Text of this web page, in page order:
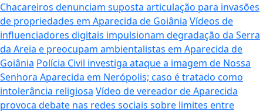
Chacareiros denunciam suposta articulação para invasões
de propriedades em Aparecida de Goiânia Vídeos de
influenciadores digitais impulsionam degradação da Serra
da Areia e preocupam ambientalistas em Aparecida de
Goiânia Polícia Civil investiga ataque a imagem de Nossa
Senhora Aparecida em Nerópolis; caso é tratado como
intolerância religiosa Vídeo de vereador de Aparecida
provoca debate nas redes sociais sobre limites entre